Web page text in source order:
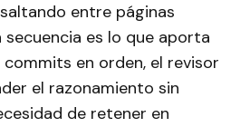
entre páginas
es lo que aporta
en orden, el revisor
el razonamiento sin
de retener en